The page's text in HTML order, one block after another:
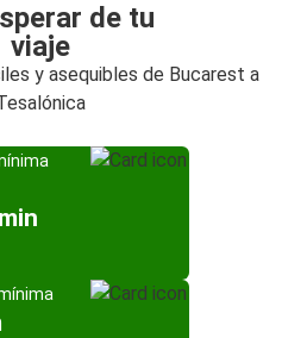
de tu
viaje
y asequibles de Bucarest a